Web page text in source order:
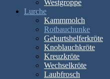
Westgroppe
Lurche
Kammmolch
Rotbauchunke
Geburtshelferkröte
Knoblauchkröte
Kreuzkröte
Wechselkröte
Laubfrosch